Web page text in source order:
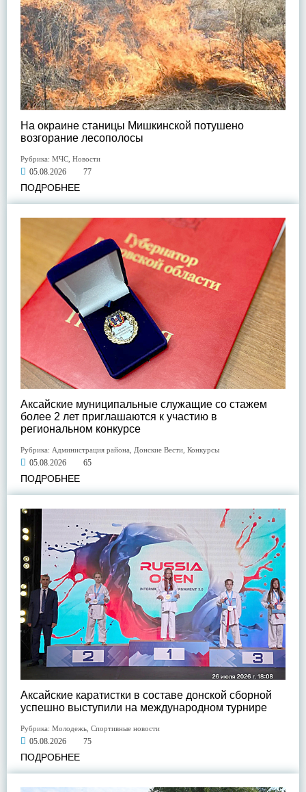
На окраине станицы Мишкинской потушено
возгорание лесополосы
Рубрика: МЧС Новости
05.08.2026 77
ПОДРОБНЕЕ
Аксайские муниципальные служащие со стажем
более 2 лет приглашаются к участию в
региональном конкурсе
Рубрика: Администрация района Донские Вести Конкурсы
05.08.2026 65
ПОДРОБНЕЕ
Аксайские каратистки в составе донской сборной
успешно выступили на международном турнире
Рубрика: Молодежь Спортивные новости
05.08.2026 75
ПОДРОБНЕЕ